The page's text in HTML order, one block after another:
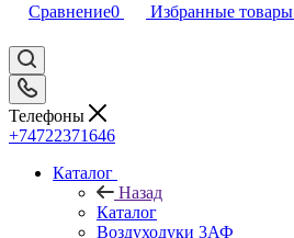
Сравнение0 Избранные товары
Телефоны
+74722371646
Каталог
Назад
Каталог
Воздуходуки 3АФ